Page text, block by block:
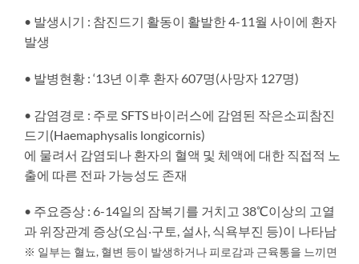
• 발생시기 : 참진드기 활동이 활발한 4-11월 사이에 환자
발생
• 발병현황 : ‘13년 이후 환자 607명(사망자 127명)
• 감염경로 : 주로 SFTS 바이러스에 감염된 작은소피참진
드기(Haemaphysalis longicornis)
에 물려서 감염되나 환자의 혈액 및 체액에 대한 직접적 노
출에 따른 전파 가능성도 존재
• 주요증상 : 6-14일의 잠복기를 거치고 38℃이상의 고열
과 위장관계 증상(오심‧구토, 설사, 식욕부진 등)이 나타남
※ 일부는 혈뇨, 혈변 등이 발생하거나 피로감과 근육통을 느끼면